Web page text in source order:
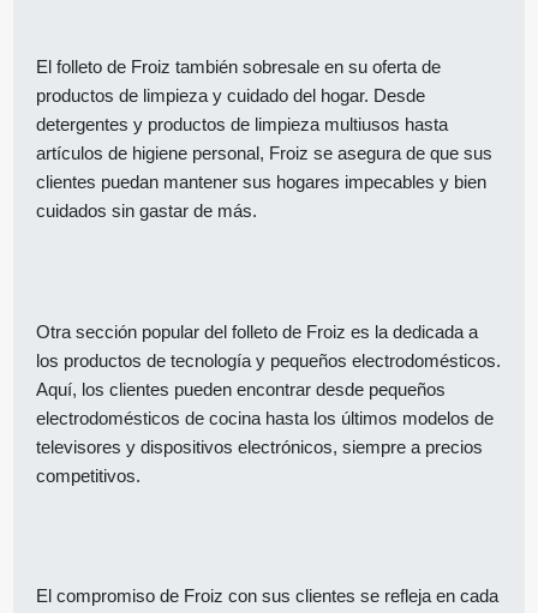
El folleto de Froiz también sobresale en su oferta de
productos de limpieza y cuidado del hogar. Desde
detergentes y productos de limpieza multiusos hasta
artículos de higiene personal, Froiz se asegura de que sus
clientes puedan mantener sus hogares impecables y bien
cuidados sin gastar de más.
Otra sección popular del folleto de Froiz es la dedicada a
los productos de tecnología y pequeños electrodomésticos.
Aquí, los clientes pueden encontrar desde pequeños
electrodomésticos de cocina hasta los últimos modelos de
televisores y dispositivos electrónicos, siempre a precios
competitivos.
El compromiso de Froiz con sus clientes se refleja en cada